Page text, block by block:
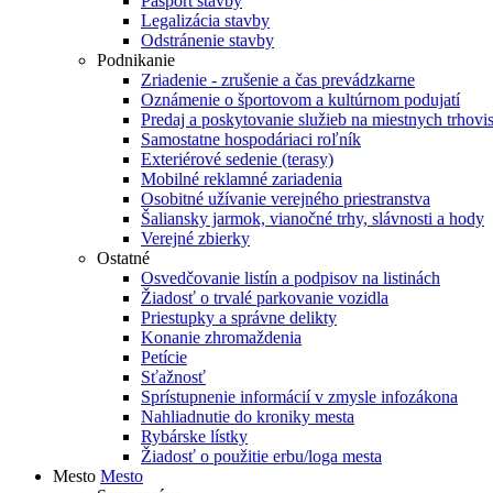
Legalizácia stavby
Odstránenie stavby
Podnikanie
Zriadenie - zrušenie a čas prevádzkarne
Oznámenie o športovom a kultúrnom podujatí
Predaj a poskytovanie služieb na miestnych
Samostatne hospodáriaci roľník
Exteriérové sedenie (terasy)
Mobilné reklamné zariadenia
Osobitné užívanie verejného priestranstva
Šaliansky jarmok, vianočné trhy, slávnosti a hody
Verejné zbierky
Ostatné
Osvedčovanie listín a podpisov na listinách
Žiadosť o trvalé parkovanie vozidla
Priestupky a správne delikty
Konanie zhromaždenia
Petície
Sťažnosť
Sprístupnenie informácií v zmysle infozákona
Nahliadnutie do kroniky mesta
Rybárske lístky
Žiadosť o použitie erbu/loga mesta
Mesto Mesto